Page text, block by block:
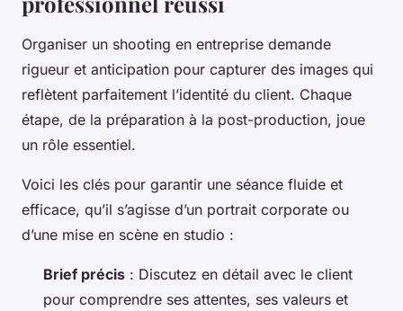
Organiser un shooting en entreprise demande
rigueur et anticipation pour capturer des images qui
reflètent parfaitement l’identité du client. Chaque
étape, de la préparation à la post-production, joue
un rôle essentiel.
Voici les clés pour garantir une séance fluide et
efficace, qu’il s’agisse d’un portrait corporate ou
d’une mise en scène en studio :
Brief précis : Discutez en détail avec le client
pour comprendre ses attentes, ses valeurs et